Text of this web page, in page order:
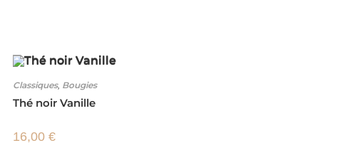
Classiques, Bougies
Thé noir Vanille
16,00 €